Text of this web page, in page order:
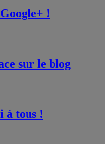
!
sur le blog
à tous !